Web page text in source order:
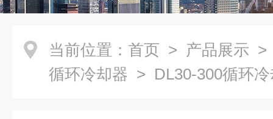
当前位置： 首页 > 产品展示
循环冷却器 > DL30-300循环